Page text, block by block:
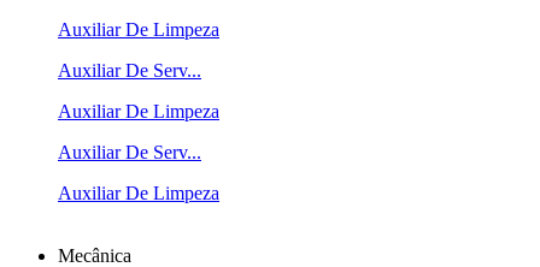
Auxiliar De Limpeza
Auxiliar De Serv...
Auxiliar De Limpeza
Auxiliar De Serv...
Auxiliar De Limpeza
Mecânica